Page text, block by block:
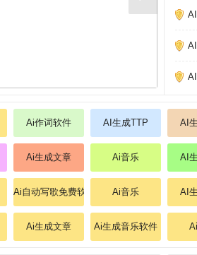
Ai作词软件 AI生成TTP AI
Ai生成文章 Ai音乐 AI
Ai自动写歌免费软件 Ai音乐 AI
Ai生成文章 Ai生成音乐软件